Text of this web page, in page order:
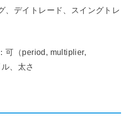
、デイトレード、スイングトレ
：可（period, multiplier,
、太さ